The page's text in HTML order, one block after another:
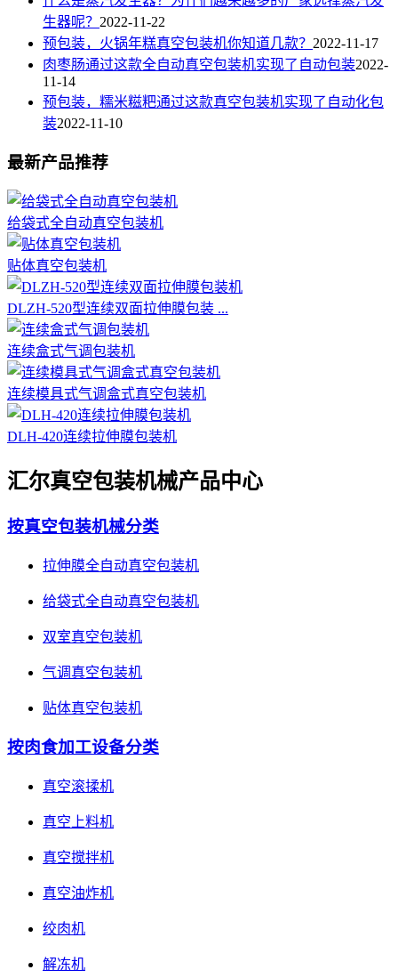
生器呢？ 2022-11-22
预包装，火锅年糕真空包装机你知道几款？ 2022-11-17
肉枣肠通过这款全自动真空包装机实现了自动包装2022-
11-14
预包装，糯米糍粑通过这款真空包装机实现了自动化包
装2022-11-10
最新产品推荐
给袋式全自动真空包装机
贴体真空包装机
DLZH-520型连续双面拉伸膜包装 ...
连续盒式气调包装机
连续模具式气调盒式真空包装机
DLH-420连续拉伸膜包装机
汇尔真空包装机械产品中心
按真空包装机械分类
拉伸膜全自动真空包装机
给袋式全自动真空包装机
双室真空包装机
气调真空包装机
贴体真空包装机
按肉食加工设备分类
真空滚揉机
真空上料机
真空搅拌机
真空油炸机
绞肉机
解冻机